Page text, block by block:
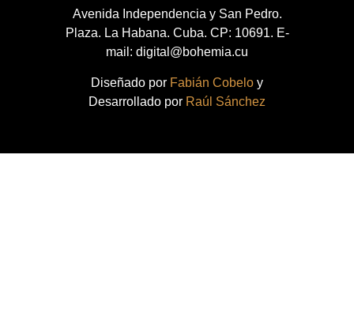
Avenida Independencia y San Pedro.
Plaza. La Habana. Cuba. CP: 10691. E-
mail: digital@bohemia.cu
Diseñado por Fabián Cobelo y
Desarrollado por Raúl Sánchez